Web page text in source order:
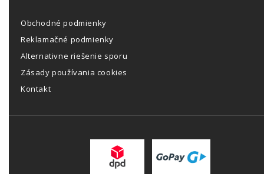
Obchodné podmienky
Reklamačné podmienky
Alternativne riešenie sporu
Zásady používania cookies
Kontakt